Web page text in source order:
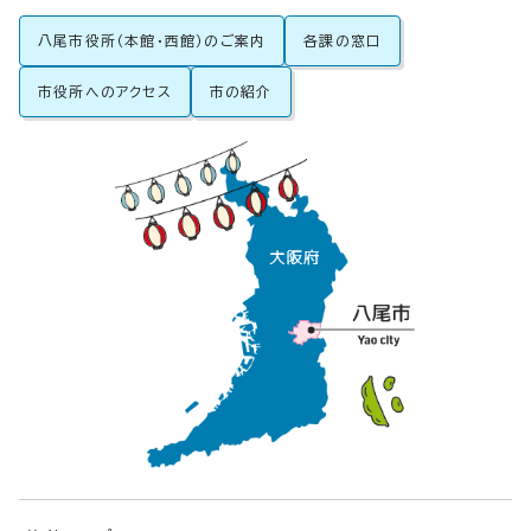
八尾市役所（本館・西館）のご案内 各課の窓口
市役所へのアクセス 市の紹介